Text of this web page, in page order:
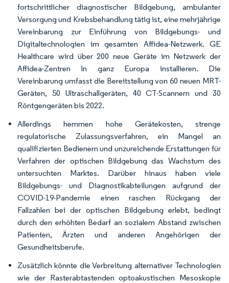
fortschrittlicher diagnostischer Bildgebung, ambulanter
Versorgung und Krebsbehandlung tätig ist, eine mehrjährige
Vereinbarung zur Einführung von Bildgebungs- und
Digitaltechnologien im gesamten Affidea-Netzwerk. GE
Healthcare wird über 200 neue Geräte im Netzwerk der
Affidea-Zentren in ganz Europa installieren. Die
Vereinbarung umfasst die Bereitstellung von 60 neuen MRT-
Geräten, 50 Ultraschallgeräten, 40 CT-Scannern und 30
Röntgengeräten bis 2022.
Allerdings hemmen hohe Gerätekosten, strenge
regulatorische Zulassungsverfahren, ein Mangel an
qualifizierten Bedienern und unzureichende Erstattungen für
Verfahren der optischen Bildgebung das Wachstum des
untersuchten Marktes. Darüber hinaus haben viele
Bildgebungs- und Diagnostikabteilungen aufgrund der
COVID-19-Pandemie einen raschen Rückgang der
Fallzahlen bei der optischen Bildgebung erlebt, bedingt
durch den erhöhten Bedarf an sozialem Abstand zwischen
Patienten, Ärzten und anderen Angehörigen der
Gesundheitsberufe.
Zusätzlich könnte die Verbreitung alternativer Technologien
wie der Rasterabtastenden optoakustischen Mesoskopie